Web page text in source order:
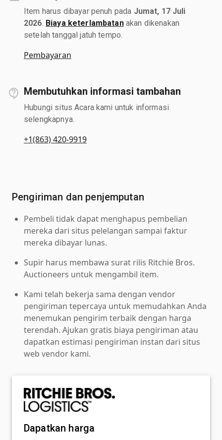
Item harus dibayar penuh pada Jumat, 17 Juli
2026 Biaya keterlambatanakan dikenakan
setelah tanggal jatuh tempo.
Pembayaran
Membutuhkan informasi tambahan
Hubungi situs Acara kami untuk informasi
selengkapnya.
+1(863) 420-9919
Pengiriman dan penjemputan
Pembeli tidak dapat menghapus pembelian
mereka dari situs pelelangan sampai faktur
mereka dibayar lunas.
Supir harus membawa surat rilis Ritchie Bros.
Auctioneers untuk mengambil item.
Kami telah bekerja sama dengan vendor
pengiriman tepercaya untuk memudahkan Anda
menemukan pengirim terbaik dengan harga
terendah. Ajukan gratis biaya pengiriman atau
dapatkan estimasi pengiriman instan dari situs
web vendor kami.
Dapatkan harga